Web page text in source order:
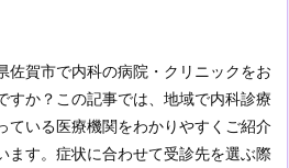
佐賀市で内科の病院・クリニックをお
すか？この記事では、地域で内科診療
ている医療機関をわかりやすくご紹介
ます。症状に合わせて受診先を選ぶ際